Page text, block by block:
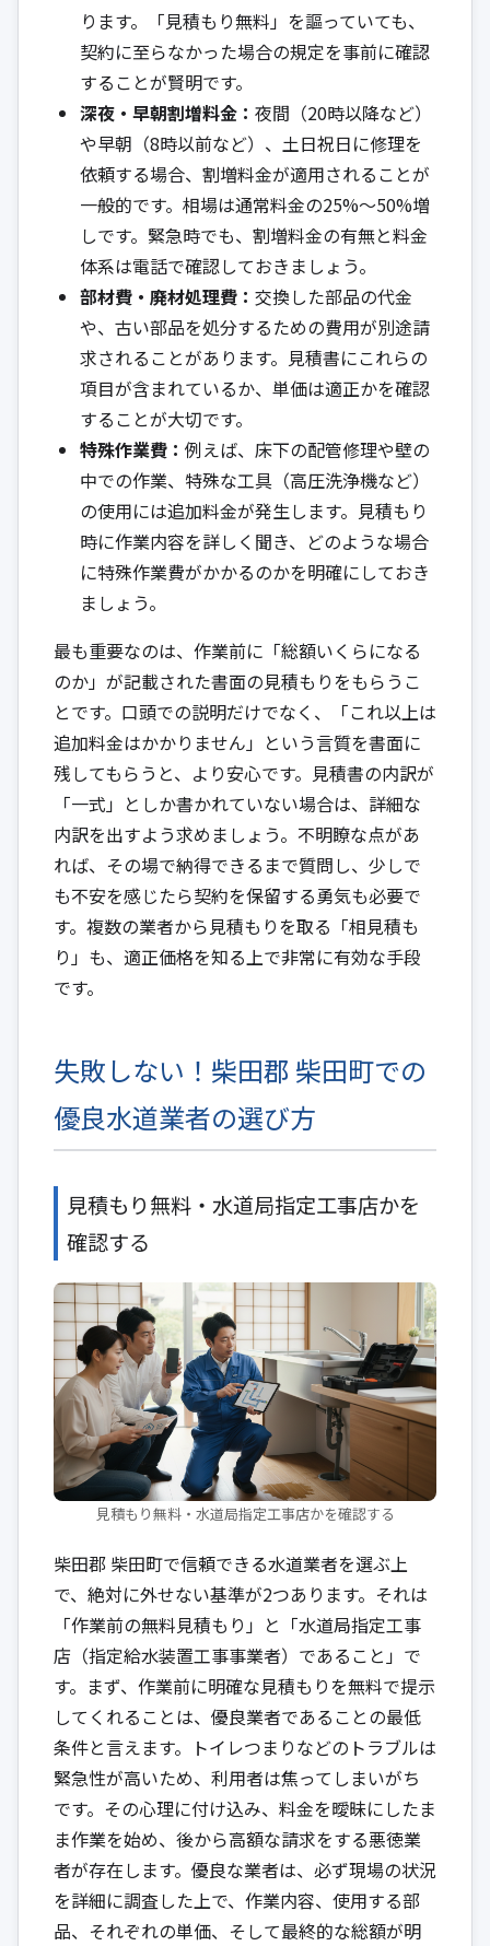
ります。「見積もり無料」を謳っていても、
契約に至らなかった場合の規定を事前に確認
することが賢明です。
深夜・早朝割増料金： 夜間（20時以降など）
や早朝（8時以前など）、土日祝日に修理を
依頼する場合、割増料金が適用されることが
一般的です。相場は通常料金の25%～50%増
しです。緊急時でも、割増料金の有無と料金
体系は電話で確認しておきましょう。
部材費・廃材処理費： 交換した部品の代金
や、古い部品を処分するための費用が別途請
求されることがあります。見積書にこれらの
項目が含まれているか、単価は適正かを確認
することが大切です。
特殊作業費： 例えば、床下の配管修理や壁の
中での作業、特殊な工具（高圧洗浄機など）
の使用には追加料金が発生します。見積もり
時に作業内容を詳しく聞き、どのような場合
に特殊作業費がかかるのかを明確にしておき
ましょう。
最も重要なのは、作業前に「総額いくらになる
のか」が記載された書面の見積もりをもらうこ
とです。口頭での説明だけでなく、「これ以上は
追加料金はかかりません」という言質を書面に
残してもらうと、より安心です。見積書の内訳が
「一式」としか書かれていない場合は、詳細な
内訳を出すよう求めましょう。不明瞭な点があ
れば、その場で納得できるまで質問し、少しで
も不安を感じたら契約を保留する勇気も必要で
す。複数の業者から見積もりを取る「相見積も
り」も、適正価格を知る上で非常に有効な手段
です。
失敗しない！柴田郡 柴田町での
優良水道業者の選び方
見積もり無料・水道局指定工事店かを
確認する
見積もり無料・水道局指定工事店かを確認する
柴田郡 柴田町で信頼できる水道業者を選ぶ上
で、絶対に外せない基準が2つあります。それは
「作業前の無料見積もり」と「水道局指定工事
店（指定給水装置工事事業者）であること」で
す。まず、作業前に明確な見積もりを無料で提示
してくれることは、優良業者であることの最低
条件と言えます。トイレつまりなどのトラブルは
緊急性が高いため、利用者は焦ってしまいがち
です。その心理に付け込み、料金を曖昧にしたま
ま作業を始め、後から高額な請求をする悪徳業
者が存在します。優良な業者は、必ず現場の状況
を詳細に調査した上で、作業内容、使用する部
品、それぞれの単価、そして最終的な総額が明